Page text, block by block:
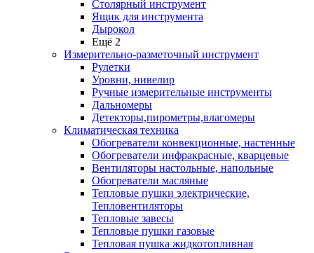
Столярный инструмент
Ящик для инструмента
Дырокол
Ещё 2
Измерительно-разметочный инструмент
Рулетки
Уровни, нивелир
Ручные измерительные инструменты
Дальномеры
Детекторы,пирометры,влагомеры
Климатическая техника
Обогреватели конвекционные, настенные
Обогреватели инфракрасные, кварцевые
Вентиляторы настольные, напольные
Обогреватели масляные
Тепловые пушки электрические,
Тепловентиляторы
Тепловые завесы
Тепловые пушки газовые
Тепловая пушка жидкотопливная